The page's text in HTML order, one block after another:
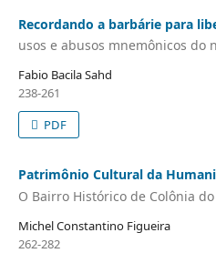
Recordando a barbárie para
usos e abusos mnemônicos do
Fabio Bacila Sahd
238-261
PDF
Patrimônio Cultural da
O Bairro Histórico de Colônia
Michel Constantino Figueira
262-282